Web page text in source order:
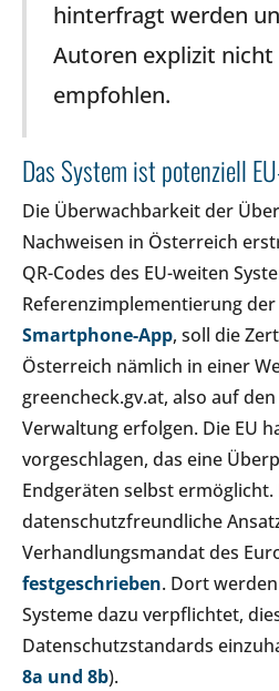
hinterfragt werden
Autoren explizit
empfohlen.
Das System ist potenziell
Die Überwachbarkeit der
Nachweisen in Österreich
QR-Codes des EU-weiten
Referenzimplementierung der
Smartphone-App, soll die
Österreich nämlich in einer
greencheck.gv.at, also auf
Verwaltung erfolgen. Die EU
vorgeschlagen, das eine
Endgeräten selbst ermöglicht.
datenschutzfreundliche
Verhandlungsmandat des
festgeschrieben. Dort
Systeme dazu verpflichtet,
Datenschutzstandards
8a und 8b).